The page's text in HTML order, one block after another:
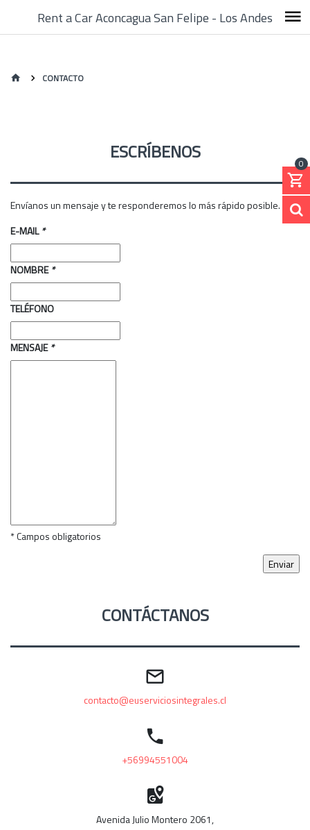
Rent a Car Aconcagua San Felipe - Los Andes
0
CONTACTO
ESCRÍBENOS
Envíanos un mensaje y te responderemos lo más rápido posible.
E-MAIL*
NOMBRE*
TELÉFONO
MENSAJE*
* Campos obligatorios
CONTÁCTANOS
contacto@euserviciosintegrales.cl
+56994551004
Avenida Julio Montero 2061,